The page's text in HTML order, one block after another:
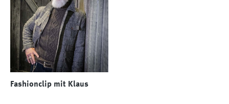
Fashionclip mit Klaus